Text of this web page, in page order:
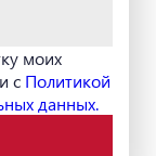
моих
с Политикой
данных.